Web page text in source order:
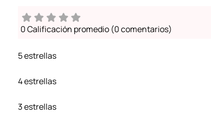
0 Calificación promedio (0 comentarios)
5 estrellas
4 estrellas
3 estrellas